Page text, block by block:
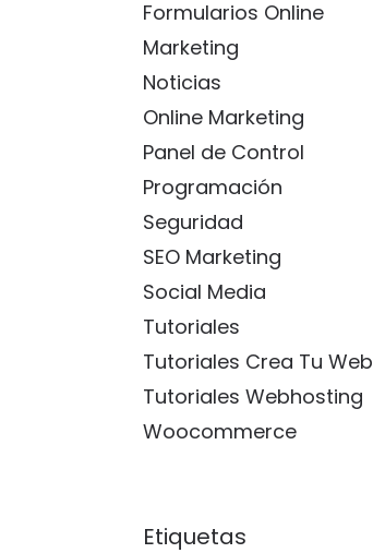
Formularios Online
Marketing
Noticias
Online Marketing
Panel de Control
Programación
Seguridad
SEO Marketing
Social Media
Tutoriales
Tutoriales Crea Tu Web
Tutoriales Webhosting
Woocommerce
Etiquetas